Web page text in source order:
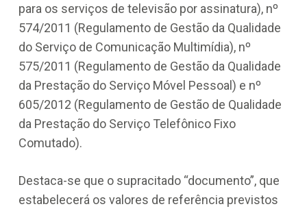
para os serviços de televisão por assinatura), nº
574/2011 (Regulamento de Gestão da Qualidade
do Serviço de Comunicação Multimídia), nº
575/2011 (Regulamento de Gestão da Qualidade
da Prestação do Serviço Móvel Pessoal) e nº
605/2012 (Regulamento de Gestão de Qualidade
da Prestação do Serviço Telefônico Fixo
Comutado).
Destaca-se que o supracitado “documento”, que
estabelecerá os valores de referência previstos